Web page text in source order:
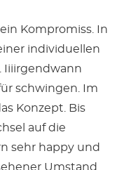
Kompromiss. In
individuellen
Iiiirgendwann
schwingen. Im
Konzept. Bis
auf die
sehr happy und
Umstand